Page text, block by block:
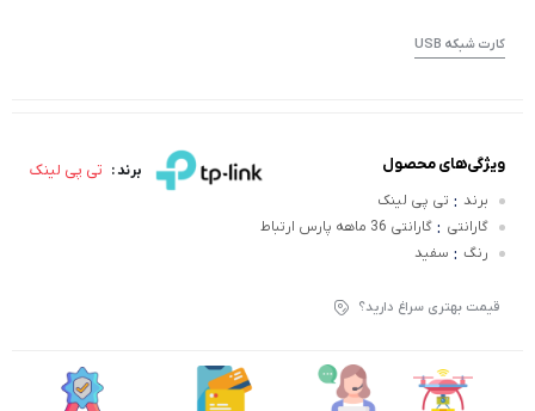
کارت شبکه USB
برند : تی پی لینک ویژگی‌های محصول
برند : تی پی لینک
گارانتی : گارانتی 36 ماهه پارس ارتباط
رنگ : سفید
قیمت بهتری سراغ دارید؟